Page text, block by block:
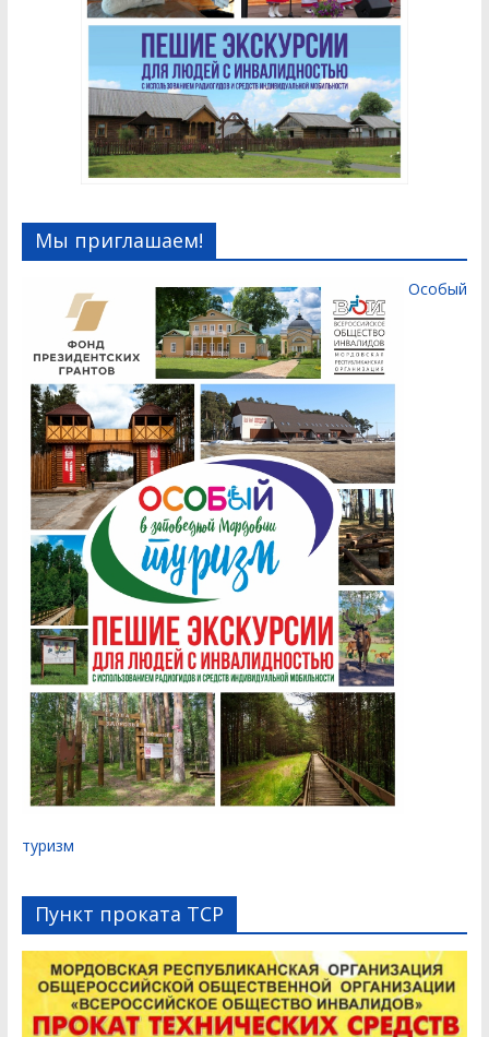
Мы приглашаем!
Особый
туризм
Пункт проката ТСР